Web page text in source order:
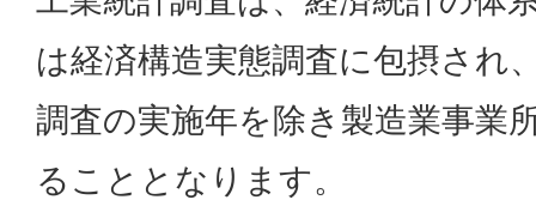
は経済構造実態調査に包摂され
調査の実施年を除き製造業事業
ることとなります。